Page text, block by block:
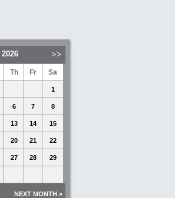
2026
Th Fr Sa
1
6 7 8
13 14 15
20 21 22
27 28 29
NEXT MONTH »